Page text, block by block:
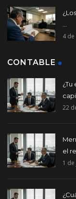
4
CONTABLE
22
el
1